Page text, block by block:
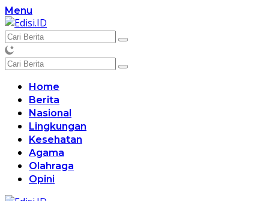
Langsung
ke
konten
Menu
Home
Berita
Nasional
Lingkungan
Kesehatan
Agama
Olahraga
Opini